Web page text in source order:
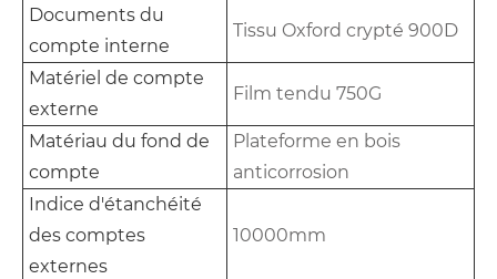
Documents du
compte interne
Tissu Oxford crypté 900D
Matériel de compte
externe
Film tendu 750G
Matériau du fond de
compte
Plateforme en bois
anticorrosion
Indice d'étanchéité
des comptes
externes
10000mm